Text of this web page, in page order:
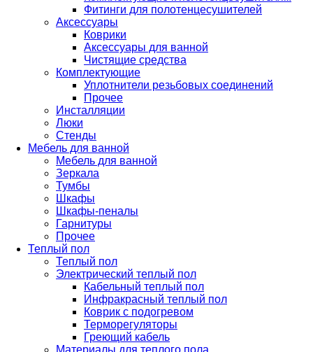
Фитинги для полотенцесушителей
Аксессуары
Коврики
Аксессуары для ванной
Чистящие средства
Комплектующие
Уплотнители резьбовых соединений
Прочее
Инсталляции
Люки
Стенды
Мебель для ванной
Мебель для ванной
Зеркала
Тумбы
Шкафы
Шкафы-пеналы
Гарнитуры
Прочее
Теплый пол
Теплый пол
Электрический теплый пол
Кабельный теплый пол
Инфракрасный теплый пол
Коврик с подогревом
Терморегуляторы
Греющий кабель